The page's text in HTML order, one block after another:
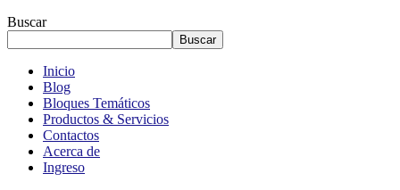
Buscar
Buscar
Inicio
Blog
Bloques Temáticos
Productos & Servicios
Contactos
Acerca de
Ingreso